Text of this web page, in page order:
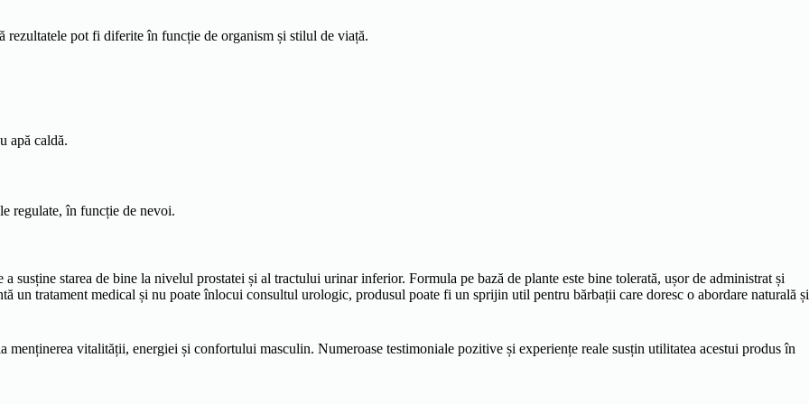
rezultatele pot fi diferite în funcție de organism și stilul de viață.
apă caldă.
regulate, în funcție de nevoi.
susține starea de bine la nivelul prostatei și al tractului urinar inferior. Formula pe bază de plante este bine tolerată, ușor de administrat și
un tratament medical și nu poate înlocui consultul urologic, produsul poate fi un sprijin util pentru bărbații care doresc o abordare naturală și
menținerea vitalității, energiei și confortului masculin. Numeroase testimoniale pozitive și experiențe reale susțin utilitatea acestui produs în